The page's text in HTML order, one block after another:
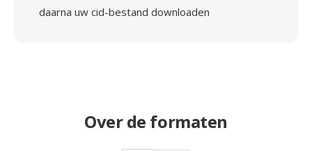
daarna uw cid-bestand downloaden
Over de formaten